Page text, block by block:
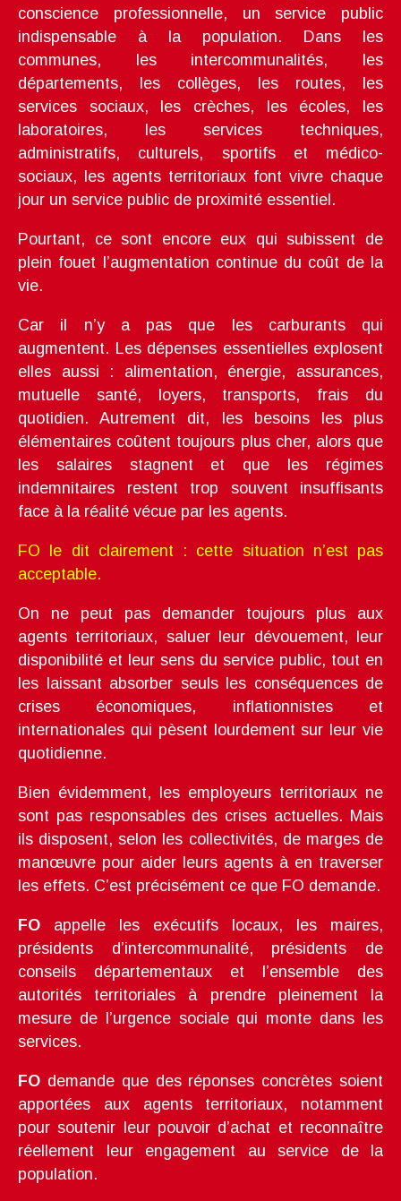
conscience professionnelle, un service public
indispensable à la population. Dans les
communes, les intercommunalités, les
départements, les collèges, les routes, les
services sociaux, les crèches, les écoles, les
laboratoires, les services techniques,
administratifs, culturels, sportifs et médico-
sociaux, les agents territoriaux font vivre chaque
jour un service public de proximité essentiel.
Pourtant, ce sont encore eux qui subissent de
plein fouet l’augmentation continue du coût de la
vie.
Car il n’y a pas que les carburants qui
augmentent. Les dépenses essentielles explosent
elles aussi : alimentation, énergie, assurances,
mutuelle santé, loyers, transports, frais du
quotidien. Autrement dit, les besoins les plus
élémentaires coûtent toujours plus cher, alors que
les salaires stagnent et que les régimes
indemnitaires restent trop souvent insuffisants
face à la réalité vécue par les agents.
FO le dit clairement : cette situation n’est pas
acceptable.
On ne peut pas demander toujours plus aux
agents territoriaux, saluer leur dévouement, leur
disponibilité et leur sens du service public, tout en
les laissant absorber seuls les conséquences de
crises économiques, inflationnistes et
internationales qui pèsent lourdement sur leur vie
quotidienne.
Bien évidemment, les employeurs territoriaux ne
sont pas responsables des crises actuelles. Mais
ils disposent, selon les collectivités, de marges de
manœuvre pour aider leurs agents à en traverser
les effets. C’est précisément ce que FO demande.
FO appelle les exécutifs locaux, les maires,
présidents d’intercommunalité, présidents de
conseils départementaux et l’ensemble des
autorités territoriales à prendre pleinement la
mesure de l’urgence sociale qui monte dans les
services.
FO demande que des réponses concrètes soient
apportées aux agents territoriaux, notamment
pour soutenir leur pouvoir d’achat et reconnaître
réellement leur engagement au service de la
population.